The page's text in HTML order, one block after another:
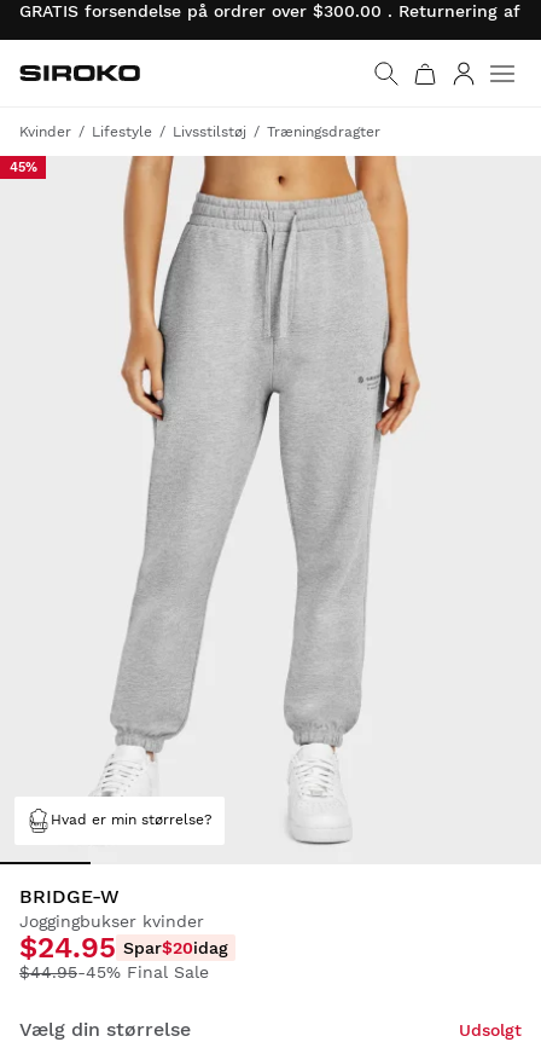
GRATIS forsendelse på ordrer over $300.00 . Returnering
Gå til startsiden
Siroko.com
Kvinder Lifestyle Livsstilstøj Træningsdragter
45%
Hvad er min størrelse?
BRIDGE-W
Joggingbukser kvinder
$24.95 Spar$20idag
$44.95-45% Final Sale
Vælg din størrelse Udsolgt